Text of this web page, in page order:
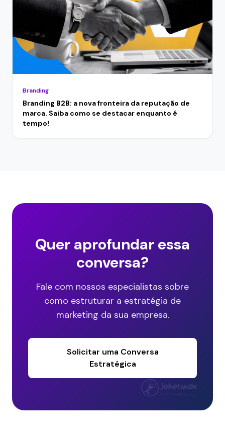
Branding
Branding B2B: a nova fronteira da reputação de
marca. Saiba como se destacar enquanto é
tempo!
Quer aprofundar essa
conversa?
Fale com nossos especialistas sobre
como estruturar a estratégia de
marketing da sua empresa.
Solicitar uma Conversa
Estratégica